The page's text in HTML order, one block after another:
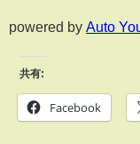
powered by Auto
共有:
Facebook